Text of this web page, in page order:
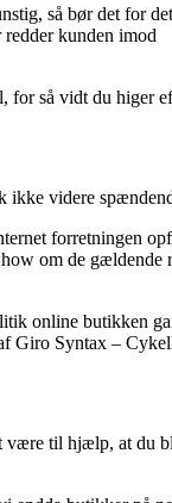
så bør det for
kunden imod
for så vidt du higer
ikke videre
forretningen
om de gældende
online butikken
Giro Syntax –
være til hjælp, at du